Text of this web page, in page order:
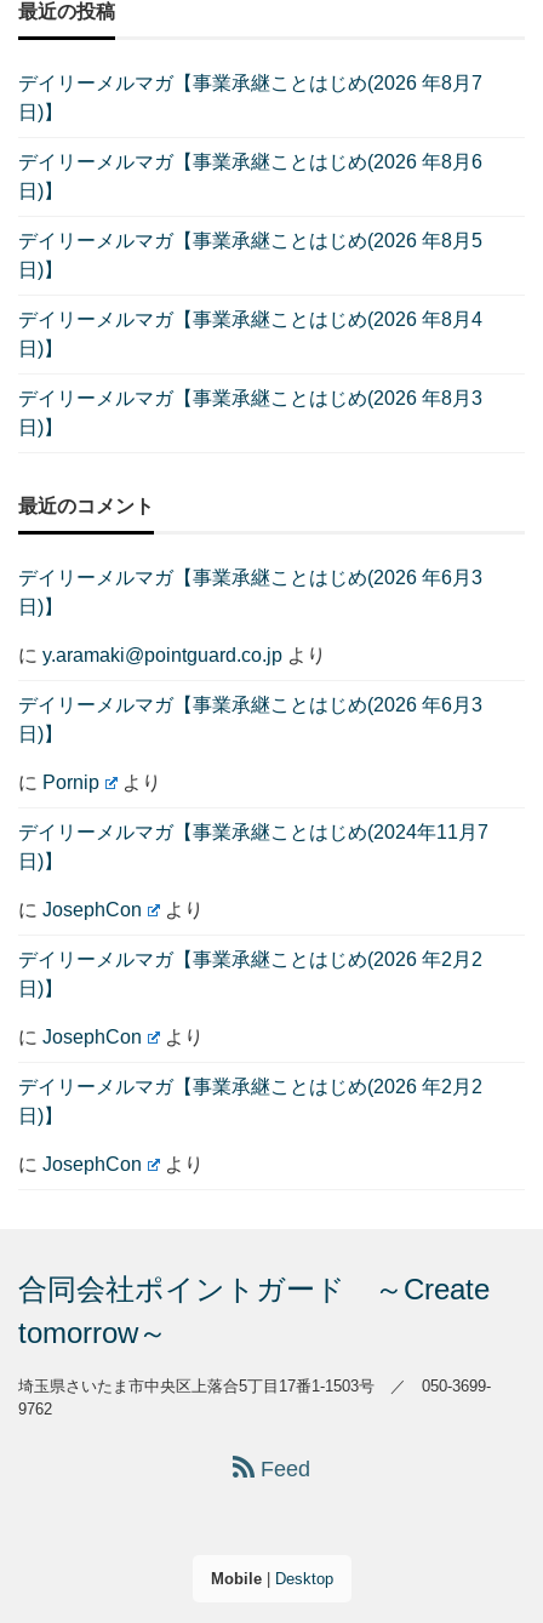
最近の投稿
デイリーメルマガ【事業承継ことはじめ(2026 年8月7
日)】
デイリーメルマガ【事業承継ことはじめ(2026 年8月6
日)】
デイリーメルマガ【事業承継ことはじめ(2026 年8月5
日)】
デイリーメルマガ【事業承継ことはじめ(2026 年8月4
日)】
デイリーメルマガ【事業承継ことはじめ(2026 年8月3
日)】
最近のコメント
デイリーメルマガ【事業承継ことはじめ(2026 年6月3
日)】
に y.aramaki@pointguard.co.jp より
デイリーメルマガ【事業承継ことはじめ(2026 年6月3
日)】
に Pornip より
デイリーメルマガ【事業承継ことはじめ(2024年11月7
日)】
に JosephCon より
デイリーメルマガ【事業承継ことはじめ(2026 年2月2
日)】
に JosephCon より
デイリーメルマガ【事業承継ことはじめ(2026 年2月2
日)】
に JosephCon より
合同会社ポイントガード ～Create
tomorrow～
埼玉県さいたま市中央区上落合5丁目17番1-1503号 ／ 050-3699-
9762
Feed
Mobile| Desktop